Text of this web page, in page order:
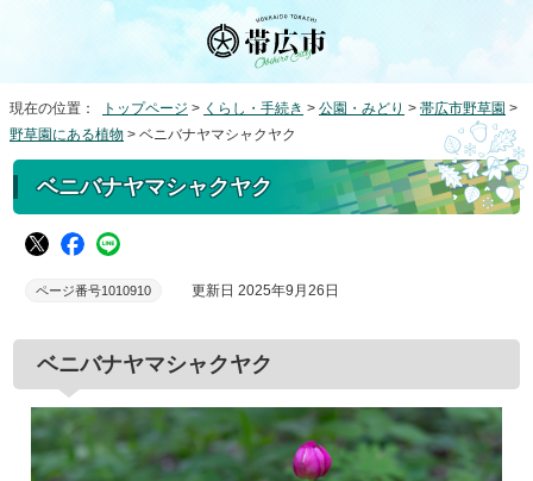
現在の位置： トップページ > くらし・手続き > 公園・みどり > 帯広市野草園 >
野草園にある植物 > ベニバナヤマシャクヤク
ベニバナヤマシャクヤク
ページ番号1010910 更新日 2025年9月26日
ベニバナヤマシャクヤク